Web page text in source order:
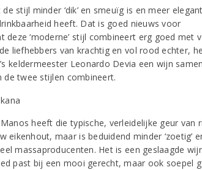
stijl minder ‘dik’ en smeuïg is en meer
heeft. Dat is goed nieuws voor
deze ‘moderne’ stijl combineert erg goed met
liefhebbers van krachtig en vol rood echter,
keldermeester Leonardo Devia een wijn
de twee stijlen combineert.
heeft die typische, verleidelijke geur van
eikenhout, maar is beduidend minder ‘zoetig’
massaproducenten. Het is een geslaagde
past bij een mooi gerecht, maar ook soepel